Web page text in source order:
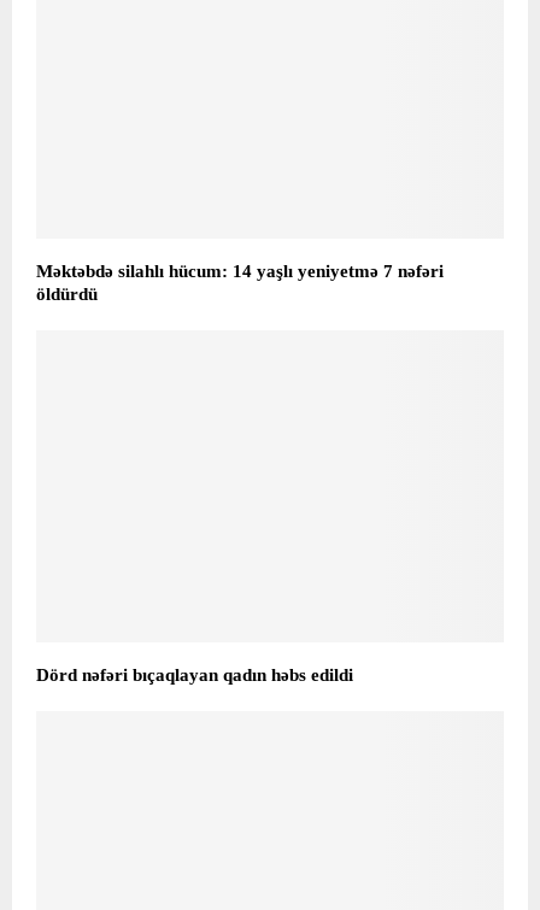
Məktəbdə silahlı hücum: 14 yaşlı yeniyetmə 7 nəfəri
öldürdü
Dörd nəfəri bıçaqlayan qadın həbs edildi